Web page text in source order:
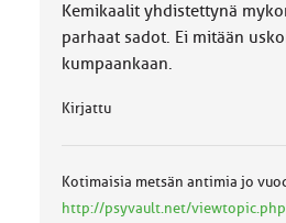
a
:
Kemikaalit yhdistettynä
parhaat sadot. Ei mitään
kumpaankaan.
Kirjattu
Kotimaisia metsän antimia jo
http://psyvault.net/